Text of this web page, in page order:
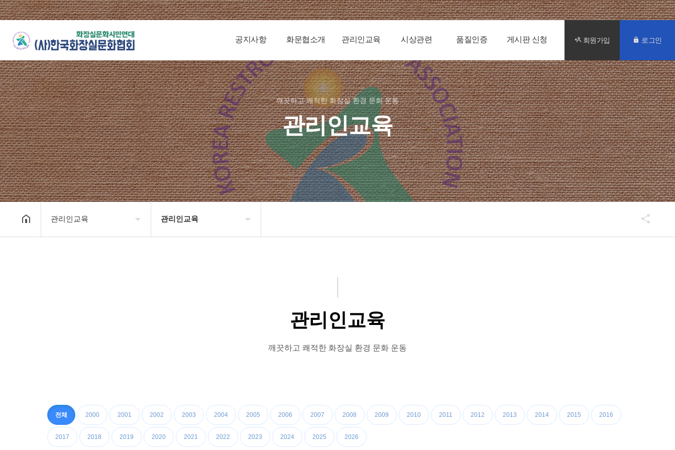
공지사항 화문협소개 관리인교육 시상관련 품질인증 게시판 신청 회원가입 로그인
깨끗하고 쾌적한 화장실 환경 문화 운동
관리인교육
관리인교육 관리인교육
장애인화장실
관리인교육
깨끗하고 쾌적한 화장실 환경 문화 운동
전체 2000 2001 2002 2003 2004 2005 2006 2007 2008 2009 2010 2011 2012 2013 2014 2015 2016
2017 2018 2019 2020 2021 2022 2023 2024 2025 2026